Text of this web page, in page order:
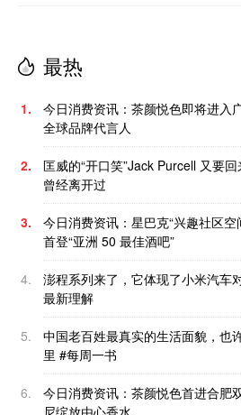
最热
1.
今日消费资讯：茶颜悦色即将进入
全球品牌代言人
2.
匡威的“开口笑”Jack Purcell 又要
曾经离开过
3.
今日消费资讯：星巴克“兴趣社区
首登“亚洲 50 最佳酒吧”
4.
澎程系列来了，它体现了小米汽车
最新理解
5.
中国老百姓最真实的生活面貌，也
里 #每周一书
6.
今日消费资讯：茶颜悦色首进合肥